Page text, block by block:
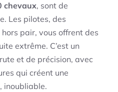
chevaux, sont de
Les pilotes, des
pair, vous offrent des
extrême. C’est un
et de précision, avec
qui créent une
inoubliable.